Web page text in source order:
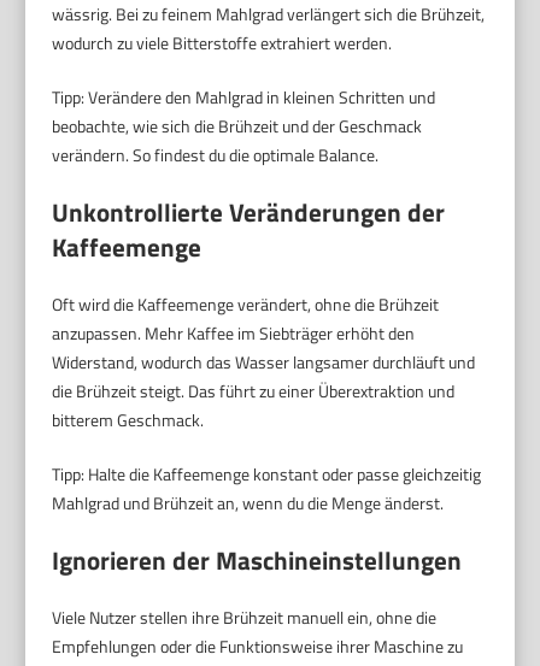
wässrig. Bei zu feinem Mahlgrad verlängert sich die Brühzeit,
wodurch zu viele Bitterstoffe extrahiert werden.
Tipp: Verändere den Mahlgrad in kleinen Schritten und
beobachte, wie sich die Brühzeit und der Geschmack
verändern. So findest du die optimale Balance.
Unkontrollierte Veränderungen der
Kaffeemenge
Oft wird die Kaffeemenge verändert, ohne die Brühzeit
anzupassen. Mehr Kaffee im Siebträger erhöht den
Widerstand, wodurch das Wasser langsamer durchläuft und
die Brühzeit steigt. Das führt zu einer Überextraktion und
bitterem Geschmack.
Tipp: Halte die Kaffeemenge konstant oder passe gleichzeitig
Mahlgrad und Brühzeit an, wenn du die Menge änderst.
Ignorieren der Maschineinstellungen
Viele Nutzer stellen ihre Brühzeit manuell ein, ohne die
Empfehlungen oder die Funktionsweise ihrer Maschine zu